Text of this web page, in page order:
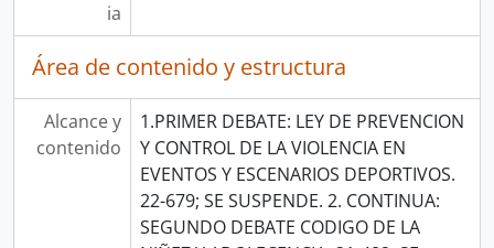
ia
Área de contenido y estructura
Alcance y
contenido
1.PRIMER DEBATE: LEY DE PREVENCION
Y CONTROL DE LA VIOLENCIA EN
EVENTOS Y ESCENARIOS DEPORTIVOS.
22-679; SE SUSPENDE. 2. CONTINUA:
SEGUNDO DEBATE CODIGO DE LA